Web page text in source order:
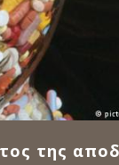
της